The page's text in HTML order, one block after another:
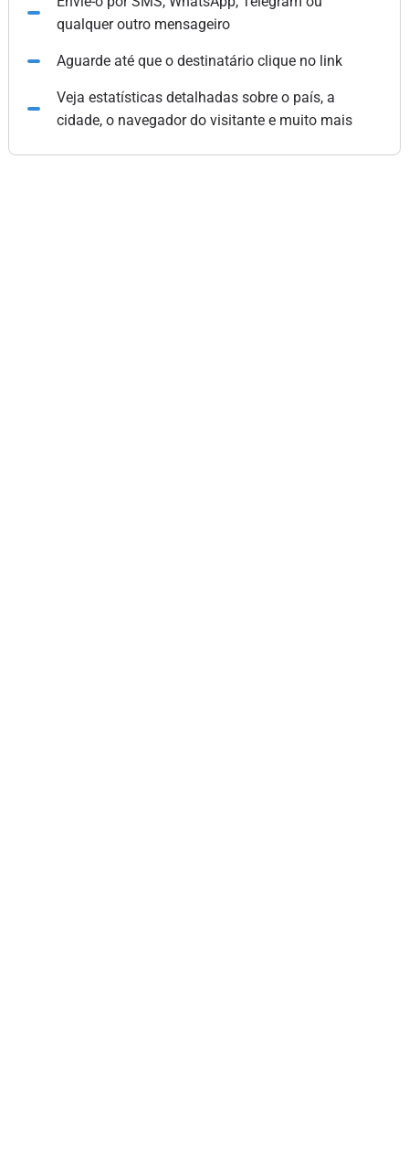
qualquer outro mensageiro
Aguarde até que o destinatário clique no link
Veja estatísticas detalhadas sobre o país, a
cidade, o navegador do visitante e muito mais